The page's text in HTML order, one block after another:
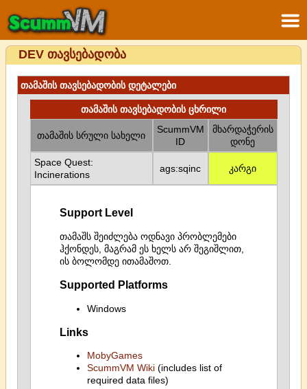
DEV თავსებადობა
თამაშის თავსებადობის დეტალები
თამაშის თავსებადობის ცხრილი
თამაშის სრული სახელი
ScummVM
ID
მხარდაჭერის
დონე
Space Quest:
Incinerations
ags:sqinc კარგი
Support Level
თამაშს შეიძლება ოდნავი პრობლემები
ჰქონდეს, მაგრამ ეს ხელს არ შეგიშლით,
ის ბოლომდე ითამაშოთ.
Supported Platforms
Windows
Links
MobyGames
ScummVM Wiki(includes list of
required data files)